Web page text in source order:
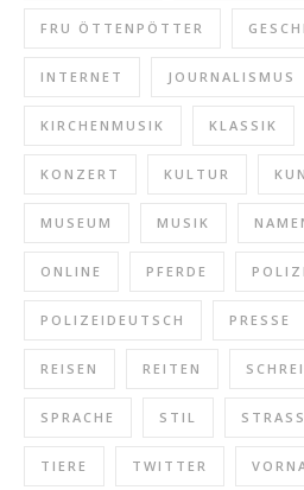
FRU ÖTTENPÖTTER
INTERNET JOURNALISMUS
KIRCHENMUSIK KLASSIK
KONZERT KULTUR
MUSEUM MUSIK
ONLINE PFERDE
POLIZEIDEUTSCH PRESSE
REISEN REITEN
SPRACHE STIL
TIERE TWITTER